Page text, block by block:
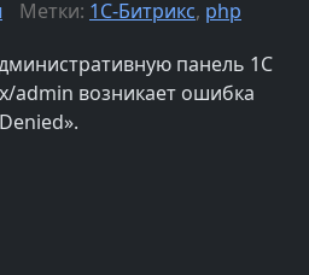
Метки: 1С-Битрикс, php
панель 1С
admin возникает ошибка